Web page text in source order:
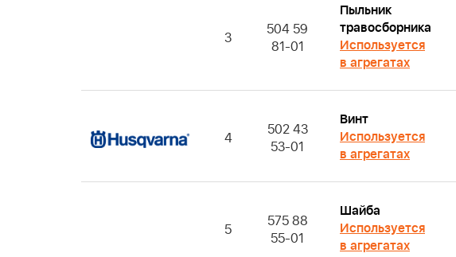
3
504 59
81-01
Пыльник
травосборника
Используется
в агрегатах
4
502 43
53-01
Винт
Используется
в агрегатах
5
575 88
55-01
Шайба
Используется
в агрегатах